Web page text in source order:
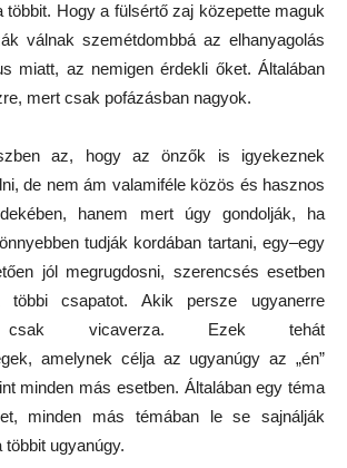
többit. Hogy a fülsértő zaj közepette maguk
válnak szemétdombbá az elhanyagolás
miatt, az nemigen érdekli őket. Általában
mert csak pofázásban nagyok.
az, hogy az önzők is igyekeznek
de nem ám valamiféle közös és hasznos
hanem mert úgy gondolják, ha
tudják kordában tartani, egy–egy
jól megrugdosni, szerencsés esetben
csapatot. Akik persze ugyanerre
csak vicaverza. Ezek tehát
amelynek célja az ugyanúgy az „én”
minden más esetben. Általában egy téma
minden más témában le se sajnálják
ugyanúgy.